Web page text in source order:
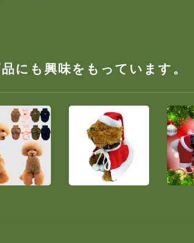
にも興味をもっています。